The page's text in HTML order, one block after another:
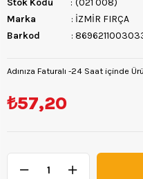
Marka
: İZMİR FIRÇA
Barkod
:
Adınıza Faturalı -24 Saat içinde
₺57,20